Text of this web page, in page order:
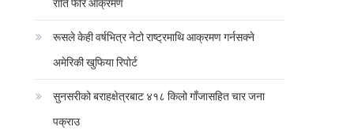
रूसले केही वर्षभित्र नेटो राष्ट्रमाथि आक्रमण गर्नसक्ने
अमेरिकी खुफिया रिपोर्ट
सुनसरीको बराहक्षेत्रबाट ४१८ किलो गाँजासहित चार जना
पक्राउ